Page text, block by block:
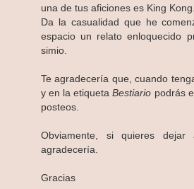
una de tus aficiones es King Kong.
Da la casualidad que he
espacio un relato enloquecido
simio.
Te agradecería que, cuando
y en la etiquetaBestiario podrás
posteos.
Obviamente, si quieres
agradecería.
Gracias